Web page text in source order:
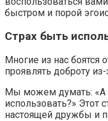
быстром и порой
Страх быть
Многие из нас боятся
проявлять доброту
Мы можем думать: «А
использовать?» Этот
настоящей дружбы и